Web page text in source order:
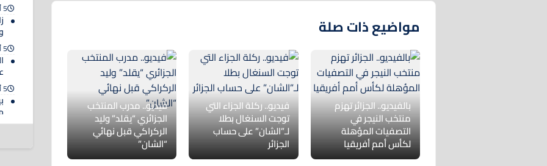
مواضيع ذات صلة
بالفيديو.. الجزائر تهزم
منتخب النيجر في
التصفيات المؤهلة
لكأس أمم أفريقيا
فيديو.. ركلة الجزاء التي
توجت السنغال بطلا
لـ”الشان” على حساب
الجزائر
فيديو.. مدرب المنتخب
الجزائري “يقلد” وليد
الركراكي قبل نهائي
“الشان”
5 أغسطس 2026
5 أغسطس 2026
5 أغسطس 2026